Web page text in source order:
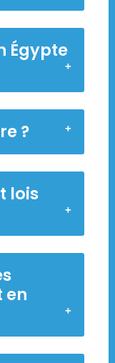
Égypte
?
lois
en